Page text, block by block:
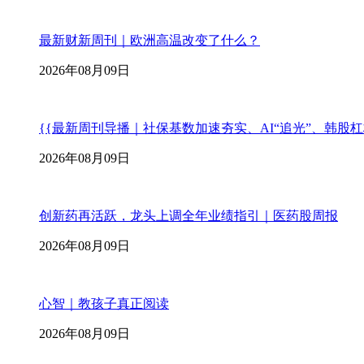
最新财新周刊｜欧洲高温改变了什么？
2026年08月09日
{{最新周刊导播｜社保基数加速夯实、AI“追光”、韩股
2026年08月09日
创新药再活跃，龙头上调全年业绩指引｜医药股周报
2026年08月09日
心智｜教孩子真正阅读
2026年08月09日